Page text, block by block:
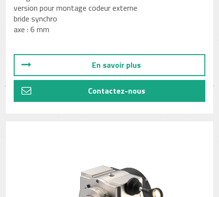
version pour montage codeur externe
bride synchro
axe : 6 mm
En savoir plus
Contactez-nous